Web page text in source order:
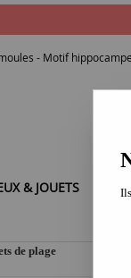
- Motif
& JOUETS
de plage